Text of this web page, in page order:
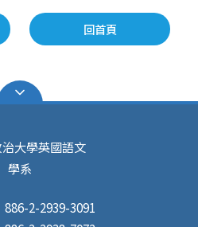
、可信且真實反應出學習者的
的時代下，AI是否能夠協助研
演講中，講者
究啟示。首先，自臺灣青少年
開始，分析其文法、篇章結構
第二語言閱讀測驗的應用」為
是否能夠觸及甚至超越人類學
何支撐測驗設計與評估上的應
諸位對於界定、評估及創新語
回首頁
2-2939-3091